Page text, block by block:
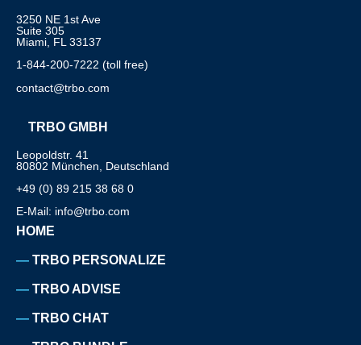
3250 NE 1st Ave
Suite 305
Miami, FL 33137
1-844-200-7222 (toll free)
contact@trbo.com
TRBO GMBH
Leopoldstr. 41
80802 München, Deutschland
+49 (0) 89 215 38 68 0
E-Mail: info@trbo.com
HOME
TRBO PERSONALIZE
TRBO ADVISE
TRBO CHAT